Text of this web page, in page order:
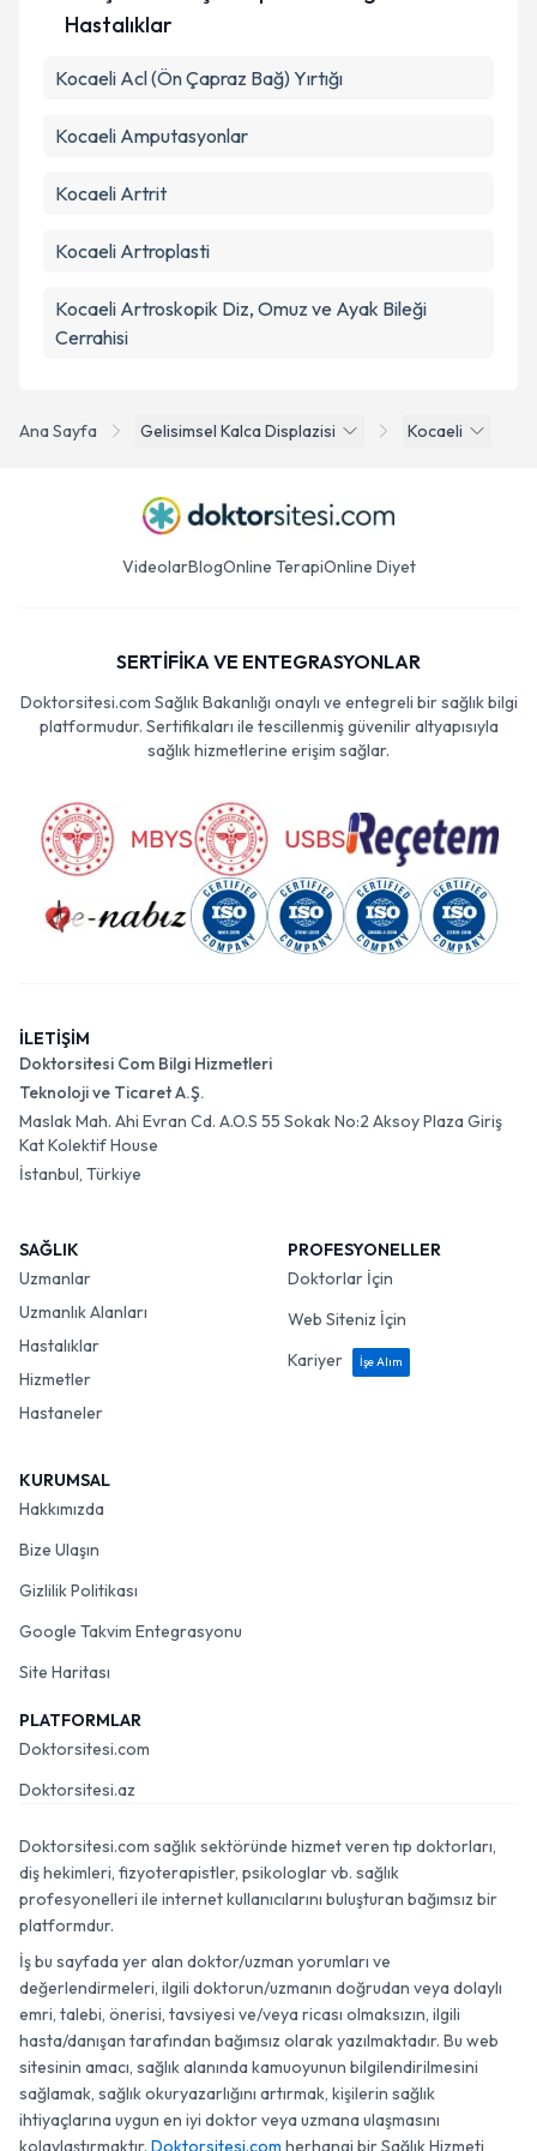
Ana Sayfa Gelisimsel Kalca Displazisi Kocaeli
Hastalıklar
Kocaeli Acl (Ön Çapraz Bağ) Yırtığı
Kocaeli Amputasyonlar
Kocaeli Artrit
Kocaeli Artroplasti
Kocaeli Artroskopik Diz, Omuz ve Ayak Bileği
Cerrahisi
VideolarBlogOnline TerapiOnline Diyet
SERTİFİKA VE ENTEGRASYONLAR
Doktorsitesi.com Sağlık Bakanlığı onaylı ve entegreli bir sağlık bilgi
platformudur. Sertifikaları ile tescillenmiş güvenilir altyapısıyla
sağlık hizmetlerine erişim sağlar.
İLETİŞİM
Doktorsitesi Com Bilgi Hizmetleri
Teknoloji ve Ticaret A.Ş.
Maslak Mah. Ahi Evran Cd. A.O.S 55 Sokak No:2 Aksoy Plaza Giriş
Kat Kolektif House
İstanbul, Türkiye
SAĞLIK
Uzmanlar
Uzmanlık Alanları
Hastalıklar
Hizmetler
Hastaneler
PROFESYONELLER
Doktorlar İçin
Web Siteniz İçin
Kariyer
İşe Alım
KURUMSAL
Hakkımızda
Bize Ulaşın
Gizlilik Politikası
Google Takvim Entegrasyonu
Site Haritası
PLATFORMLAR
Doktorsitesi.com
Doktorsitesi.az
Doktorsitesi.com sağlık sektöründe hizmet veren tıp doktorları,
diş hekimleri, fizyoterapistler, psikologlar vb. sağlık
profesyonelleri ile internet kullanıcılarını buluşturan bağımsız bir
platformdur.
İş bu sayfada yer alan doktor/uzman yorumları ve
değerlendirmeleri, ilgili doktorun/uzmanın doğrudan veya dolaylı
emri, talebi, önerisi, tavsiyesi ve/veya ricası olmaksızın, ilgili
hasta/danışan tarafından bağımsız olarak yazılmaktadır. Bu web
sitesinin amacı, sağlık alanında kamuoyunun bilgilendirilmesini
sağlamak, sağlık okuryazarlığını artırmak, kişilerin sağlık
ihtiyaçlarına uygun en iyi doktor veya uzmana ulaşmasını
kolaylaştırmaktır. Doktorsitesi.com herhangi bir Sağlık Hizmeti